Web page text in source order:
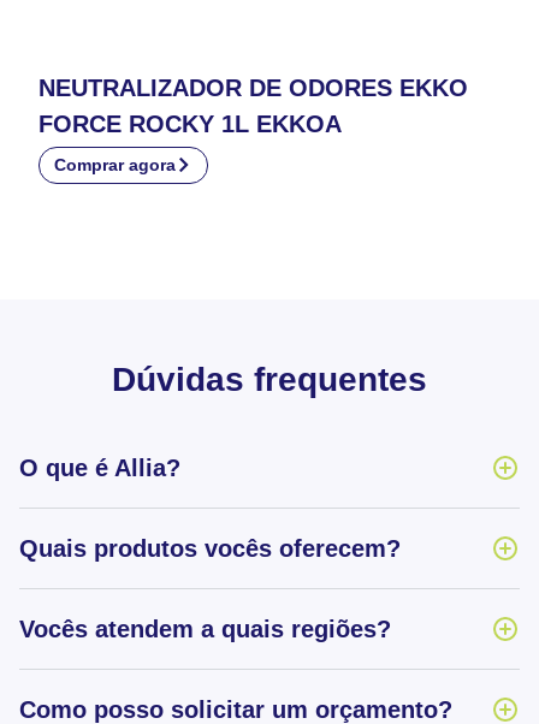
NEUTRALIZADOR DE ODORES EKKO
FORCE ROCKY 1L EKKOA
Comprar agora
Dúvidas frequentes
O que é Allia?
Quais produtos vocês oferecem?
Vocês atendem a quais regiões?
Como posso solicitar um orçamento?